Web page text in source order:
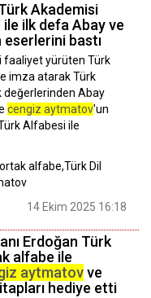
Akademisi
ilk defa Abay ve
bastı
faaliyet yürüten Türk
imza atarak Türk
değerlerinden Abay
cengiz aytmatov'un
Alfabesi ile
alfabe,Türk Dil
14 Ekim 2025 16:18
Erdoğan Türk
alfabe ile
aytmatovve
hediye etti